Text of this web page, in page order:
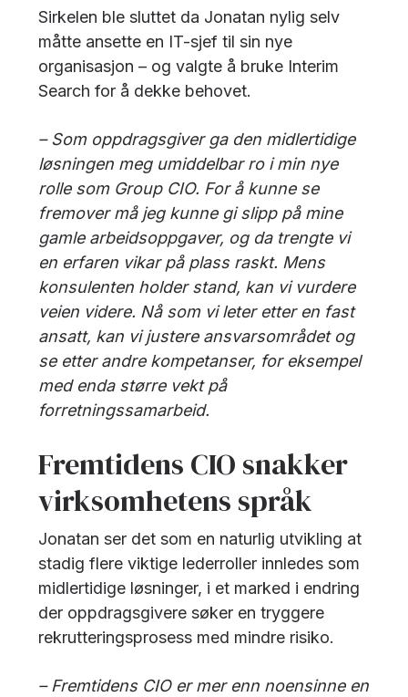
Sirkelen ble sluttet da Jonatan nylig selv
måtte ansette en IT-sjef til sin nye
organisasjon – og valgte å bruke Interim
Search for å dekke behovet.
– Som oppdragsgiver ga den midlertidige
løsningen meg umiddelbar ro i min nye
rolle som Group CIO. For å kunne se
fremover må jeg kunne gi slipp på mine
gamle arbeidsoppgaver, og da trengte vi
en erfaren vikar på plass raskt. Mens
konsulenten holder stand, kan vi vurdere
veien videre. Nå som vi leter etter en fast
ansatt, kan vi justere ansvarsområdet og
se etter andre kompetanser, for eksempel
med enda større vekt på
forretningssamarbeid.
Fremtidens CIO snakker
virksomhetens språk
Jonatan ser det som en naturlig utvikling at
stadig flere viktige lederroller innledes som
midlertidige løsninger, i et marked i endring
der oppdragsgivere søker en tryggere
rekrutteringsprosess med mindre risiko.
– Fremtidens CIO er mer enn noensinne en